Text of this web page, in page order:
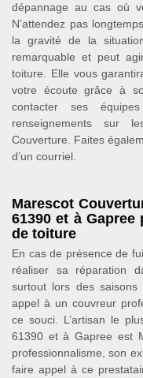
dépannage au cas où
N’attendez pas
la gravité de la
remarquable et peut
toiture. Elle vous
votre écoute grâce à
contacter ses
renseignements sur
Couverture. Faites
d’un courriel.
Marescot
61390 et à Gapree
de toiture
En cas de présence de
réaliser sa réparation
surtout lors des saisons
appel à un couvreur
ce souci. L’artisan le
61390 et à Gapree est
professionnalisme, son
faire appel à ce